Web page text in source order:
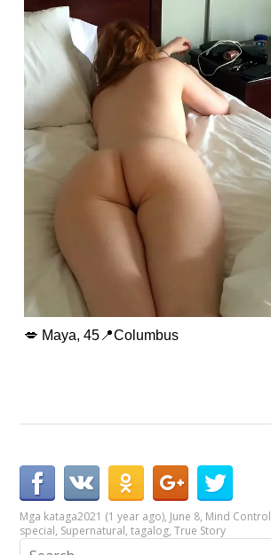
💋 Maya, 45📍Columbus
Mga kataga2021 (1 year ago), June 8, Mind Control
special, Supernatural,tagalog,True Story